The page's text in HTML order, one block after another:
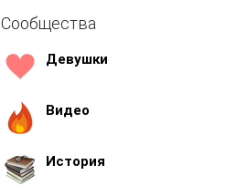
Сообщества
Девушки
Видео
История